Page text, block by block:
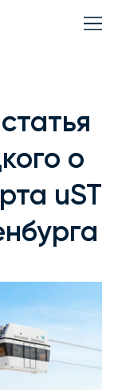
о
uST